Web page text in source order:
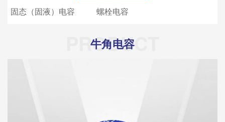
固态（固液）电容 螺栓电容
PRODUCT
牛角电容